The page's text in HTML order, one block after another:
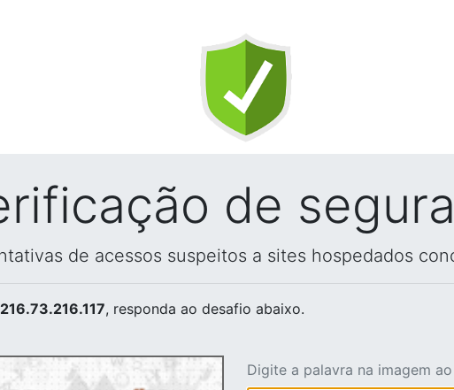
de
de acessos suspeitos a sites hospedados
216.73.216.117, responda ao desafio abaixo.
Digite a palavra na imagem